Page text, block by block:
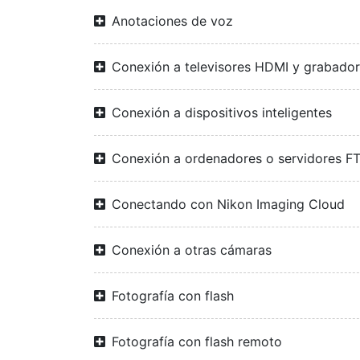
Anotaciones de voz
Conexión a televisores HDMI y
Conexión a dispositivos inteligentes
Conexión a ordenadores o servidores
Conectando con Nikon Imaging Cloud
Conexión a otras cámaras
Fotografía con flash
Fotografía con flash remoto